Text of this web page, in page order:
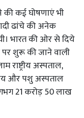
की कई घोषणाएं भी
ढांचे की अनेक
भारत की ओर से दिये
शुरू की जाने वाली
राष्ट्रीय अस्पताल,
और पशु अस्पताल
21 करोड़ 50 लाख